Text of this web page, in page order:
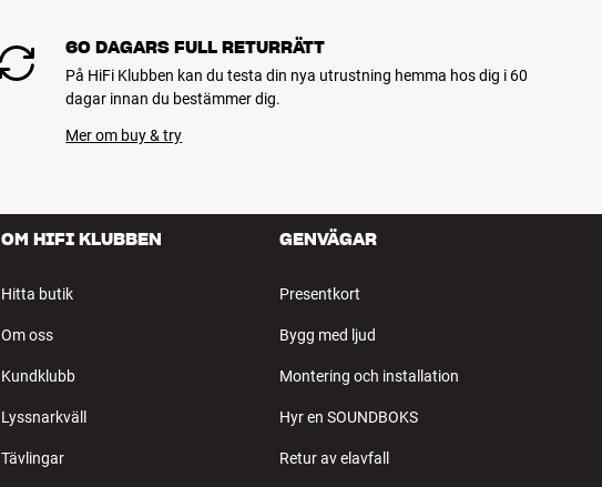
60 DAGARS FULL RETURRÄTT
På HiFi Klubben kan du testa din nya utrustning hemma hos dig i 60
dagar innan du bestämmer dig.
Mer om buy & try
OM HIFI KLUBBEN
Hitta butik
Om oss
Kundklubb
Lyssnarkväll
Tävlingar
GENVÄGAR
Presentkort
Bygg med ljud
Montering och installation
Hyr en SOUNDBOKS
Retur av elavfall